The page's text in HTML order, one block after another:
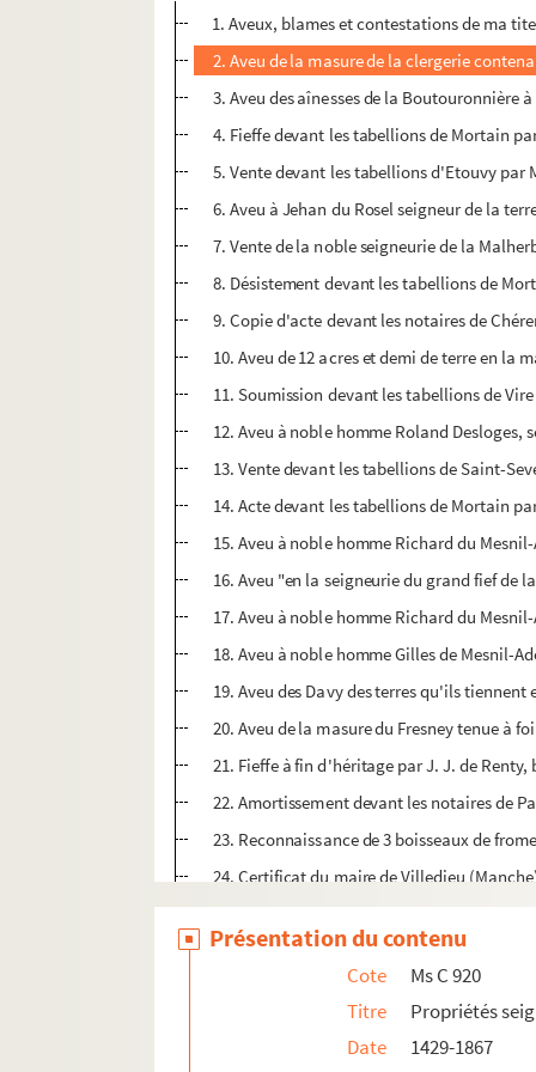
1. Aveux, blames et contestations de ma
2. Aveu de la masure de la clergerie
3. Aveu des aînesses de la Boutouronnière
4. Fieffe devant les tabellions de Mortain
5. Vente devant les tabellions d'Etouvy par
6. Aveu à Jehan du Rosel seigneur de la
7. Vente de la noble seigneurie de la
8. Désistement devant les tabellions de
9. Copie d'acte devant les notaires de
10. Aveu de 12 acres et demi de terre en la
11. Soumission devant les tabellions de
12. Aveu à noble homme Roland Desloges,
13. Vente devant les tabellions de Saint-
14. Acte devant les tabellions de Mortain
15. Aveu à noble homme Richard du
16. Aveu "en la seigneurie du grand fief de
17. Aveu à noble homme Richard du
18. Aveu à noble homme Gilles de Mesnil-
19. Aveu des Davy des terres qu'ils
20. Aveu de la masure du Fresney tenue à
21. Fieffe à fin d'héritage par J. J. de
22. Amortissement devant les notaires de
23. Reconnaissance de 3 boisseaux de
24. Certificat du maire de Villedieu
Présentation du contenu
Cote
Ms C 920
Titre
Propriétés
Date
1429-1867